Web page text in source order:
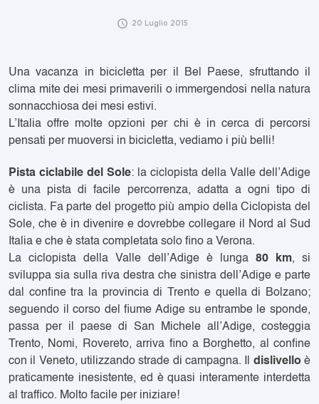
20 Luglio 2015
Una vacanza in bicicletta per il Bel Paese, sfruttando il
clima mite dei mesi primaverili o immergendosi nella natura
sonnacchiosa dei mesi estivi.
L’Italia offre molte opzioni per chi è in cerca di percorsi
pensati per muoversi in bicicletta, vediamo i più belli!
Pista ciclabile del Sole: la ciclopista della Valle dell’Adige
è una pista di facile percorrenza, adatta a ogni tipo di
ciclista. Fa parte del progetto più ampio della Ciclopista del
Sole, che è in divenire e dovrebbe collegare il Nord al Sud
Italia e che è stata completata solo fino a Verona.
La ciclopista della Valle dell’Adige è lunga 80 km, si
sviluppa sia sulla riva destra che sinistra dell’Adige e parte
dal confine tra la provincia di Trento e quella di Bolzano;
seguendo il corso del fiume Adige su entrambe le sponde,
passa per il paese di San Michele all’Adige, costeggia
Trento, Nomi, Rovereto, arriva fino a Borghetto, al confine
con il Veneto, utilizzando strade di campagna. Il dislivelloè
praticamente inesistente, ed è quasi interamente interdetta
al traffico. Molto facile per iniziare!